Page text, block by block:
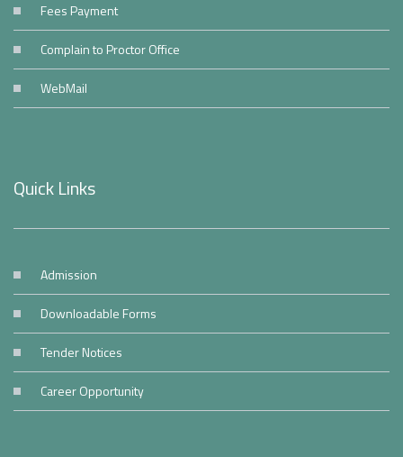
Fees Payment
Complain to Proctor Office
WebMail
Quick Links
Admission
Downloadable Forms
Tender Notices
Career Opportunity